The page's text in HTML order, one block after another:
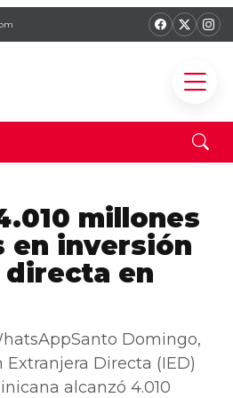
millones
en inversión
en
Domingo,
Extranjera Directa (IED)
alcanzó 4.010